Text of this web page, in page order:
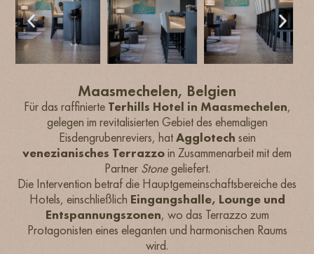
Maasmechelen, Belgien
Für das raffinierte Terhills Hotel in Maasmechelen,
gelegen im revitalisierten Gebiet des ehemaligen
Eisdengrubenreviers, hatAgglotech sein
venezianisches Terrazzoin Zusammenarbeit mit dem
Partner Stonegeliefert.
Die Intervention betraf die Hauptgemeinschaftsbereiche des
Hotels, einschließlich Eingangshalle, Lounge und
Entspannungszonen, wo das Terrazzo zum
Protagonisten eines eleganten und harmonischen Raums
wird.